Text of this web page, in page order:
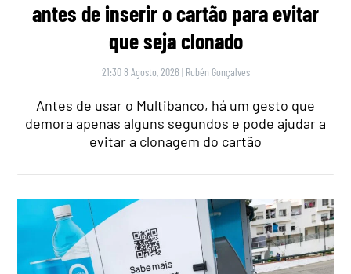
antes de inserir o cartão para evitar
que seja clonado
21:30 8 Agosto, 2026 | Rubén Gonçalves
Antes de usar o Multibanco, há um gesto que
demora apenas alguns segundos e pode ajudar a
evitar a clonagem do cartão